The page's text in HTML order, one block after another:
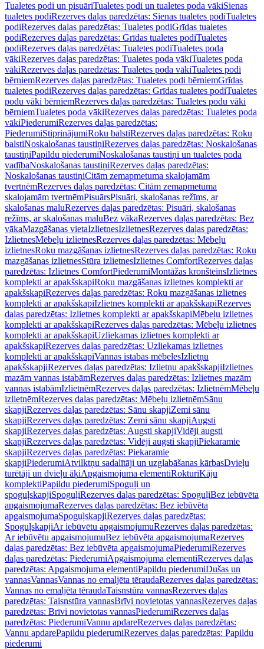
Tualetes podi un pisuāriTualetes podi un tualetes poda vākiSienas
tualetes podiRezerves daļas paredzētas: Sienas tualetes podiTualetes
podiRezerves daļas paredzētas: Tualetes podiGrīdas tualetes
podiRezerves daļas paredzētas: Grīdas tualetes podiTualetes
podiRezerves daļas paredzētas: Tualetes podiTualetes poda
vākiRezerves daļas paredzētas: Tualetes poda vākiTualetes poda
vākiRezerves daļas paredzētas: Tualetes poda vākiTualetes podi
bērniemRezerves daļas paredzētas: Tualetes podi bērniemGrīdas
tualetes podiRezerves daļas paredzētas: Grīdas tualetes podiTualetes
podu vāki bērniemRezerves daļas paredzētas: Tualetes podu vāki
bērniemTualetes poda vākiRezerves daļas paredzētas: Tualetes poda
vākiPiederumiRezerves daļas paredzētas:
PiederumiStiprinājumiRoku balstiRezerves daļas paredzētas: Roku
balstiNoskalošanas taustiņiRezerves daļas paredzētas: Noskalošanas
taustiņiPapildu piederumiNoskalošanas taustiņi un tualetes poda
vadībaNoskalošanas taustiņiRezerves daļas paredzētas:
Noskalošanas taustiņiCitām zemapmetuma skalojamām
tvertnēmRezerves daļas paredzētas: Citām zemapmetuma
skalojamām tvertnēmPisuārsPisuāri, skalošanas režīms, ar
skalošanas maluRezerves daļas paredzētas: Pisuāri, skalošanas
režīms, ar skalošanas maluBez vākaRezerves daļas paredzētas: Bez
vākaMazgāšanas vietaIzlietnesIzlietnesRezerves daļas paredzētas:
IzlietnesMēbeļu izlietnesRezerves daļas paredzētas: Mēbeļu
izlietnesRoku mazgāšanas izlietnesRezerves daļas paredzētas: Roku
mazgāšanas izlietnesStūra izlietnesIzlietnes ComfortRezerves daļas
paredzētas: Izlietnes ComfortPiederumiMontāžas kronšteinsIzlietnes
komplekti ar apakšskapiRoku mazgāšanas izlietnes komplekti ar
apakšskapiRezerves daļas paredzētas: Roku mazgāšanas izlietnes
komplekti ar apakšskapiIzlietnes komplekti ar apakšskapiRezerves
daļas paredzētas: Izlietnes komplekti ar apakšskapiMēbeļu izlietnes
komplekti ar apakšskapiRezerves daļas paredzētas: Mēbeļu izlietnes
komplekti ar apakšskapiUzliekamas izlietnes komplekti ar
apakšskapiRezerves daļas paredzētas: Uzliekamas izlietnes
komplekti ar apakšskapiVannas istabas mēbelesIzlietņu
apakšskapjiRezerves daļas paredzētas: Izlietņu apakšskapjiIzlietnes
mazām vannas istabāmRezerves daļas paredzētas: Izlietnes mazām
vannas istabāmIzlietnēmRezerves daļas paredzētas: IzlietnēmMēbeļu
izlietnēmRezerves daļas paredzētas: Mēbeļu izlietnēmSānu
skapjiRezerves daļas paredzētas: Sānu skapjiZemi sānu
skapjiRezerves daļas paredzētas: Zemi sānu skapjiAugsti
skapjiRezerves daļas paredzētas: Augsti skapjiVidēji augsti
skapjiRezerves daļas paredzētas: Vidēji augsti skapjiPiekaramie
skapjiRezerves daļas paredzētas: Piekaramie
skapjiPiederumiAtvilktņu sadalītāji un uzglabāšanas kārbasDvieļu
turētāji un dvieļu āķiApgaismojuma elementiRokturiKāju
komplektiPapildu piederumiSpoguļi un
spoguļskapjiSpoguļiRezerves daļas paredzētas: SpoguļiBez iebūvēta
apgaismojumaRezerves daļas paredzētas: Bez iebūvēta
apgaismojumaSpoguļskapjiRezerves daļas paredzētas:
SpoguļskapjiAr iebūvētu apgaismojumuRezerves daļas paredzētas:
Ar iebūvētu apgaismojumuBez iebūvēta apgaismojumaRezerves
daļas paredzētas: Bez iebūvēta apgaismojumaPiederumiRezerves
daļas paredzētas: PiederumiApgaismojuma elementiRezerves daļas
paredzētas: Apgaismojuma elementiPapildu piederumiDušas un
vannasVannasVannas no emaljēta tēraudaRezerves daļas paredzētas:
Vannas no emaljēta tēraudaTaisnstūra vannasRezerves daļas
paredzētas: Taisnstūra vannasBrīvi novietotas vannasRezerves daļas
paredzētas: Brīvi novietotas vannasPiederumiRezerves daļas
paredzētas: PiederumiVannu apdareRezerves daļas paredzētas:
Vannu apdarePapildu piederumiRezerves daļas paredzētas: Papildu
piederumi